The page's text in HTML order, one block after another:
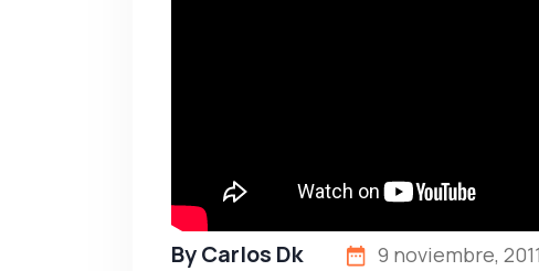
ByCarlos Dk 9 noviembre, 2011